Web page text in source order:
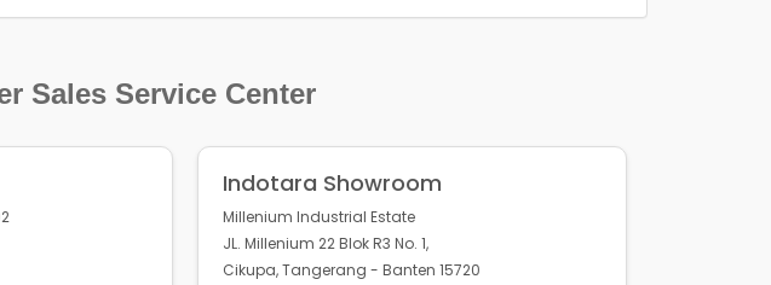
Sales Service Center
Indotara Showroom
Millenium Industrial Estate
JL. Millenium 22 Blok R3 No. 1,
Cikupa, Tangerang - Banten 15720